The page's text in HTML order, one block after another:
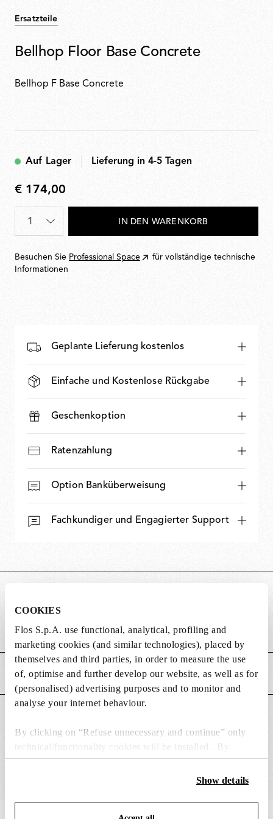
COOKIES
Flos S.p.A. use functional, analytical, profiling and
marketing cookies (and similar technologies), placed by
themselves and third parties, in order to measure the use
of, optimise and further develop our website, as well as for
(personalised) advertising purposes and to monitor and
analyse your internet behaviour.
By clicking on “Refuse unnecessary and continue” only
technical/functionality cookies will be installed. By
clicking on “Accept all” you consent to the use of all the
cookies. By clicking on “Change settings” you can accept
save your choices. You can modify your options anytime.
Show details
Ersatzteile
Bellhop Floor Base Concrete
Bellhop F Base Concrete
Auf Lager Lieferung in 4-5 Tagen
€
174,00
€ 174,00
Menge
IN DEN WARENKORB
Besuchen Sie Professional Space
für vollständige technische
Informationen
Geplante Lieferung kostenlos
Einfache und Kostenlose Rückgabe
Geschenkoption
Ratenzahlung
Option Banküberweisung
Fachkundiger und Engagierter Support
Gewicht (kg) 3.45
HAUPTMERKMALE